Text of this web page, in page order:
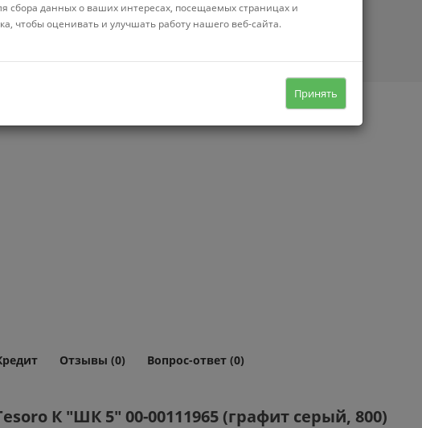
распашной, для жилой
для прихожей/для спальни,
Нет в наличии
Отзывы (0) Вопрос-ответ (0)
К "ШК 5" 00-00111965 (графит серый, 800)
сбора данных о ваших интересах, посещаемых страницах и
чтобы оценивать и улучшать работу нашего веб-сайта.
Принять